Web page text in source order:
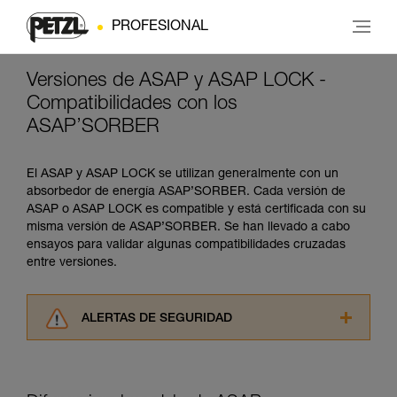
PROFESIONAL
Versiones de ASAP y ASAP LOCK -
Compatibilidades con los
ASAP’SORBER
El ASAP y ASAP LOCK se utilizan generalmente con un
absorbedor de energía ASAP’SORBER. Cada versión de
ASAP o ASAP LOCK es compatible y está certificada con su
misma versión de ASAP’SORBER. Se han llevado a cabo
ensayos para validar algunas compatibilidades cruzadas
entre versiones.
ALERTAS DE SEGURIDAD